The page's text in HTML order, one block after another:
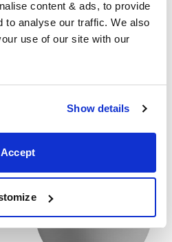
content & ads, to provide
to analyse our traffic. We also
use of our site with our
Show details
Accept
les dimensions exactes de
est cerise foncée ou